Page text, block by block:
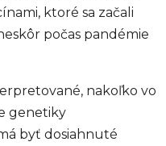
ktoré sa začali
počas pandémie
nakoľko vo
genetiky
byť dosiahnuté